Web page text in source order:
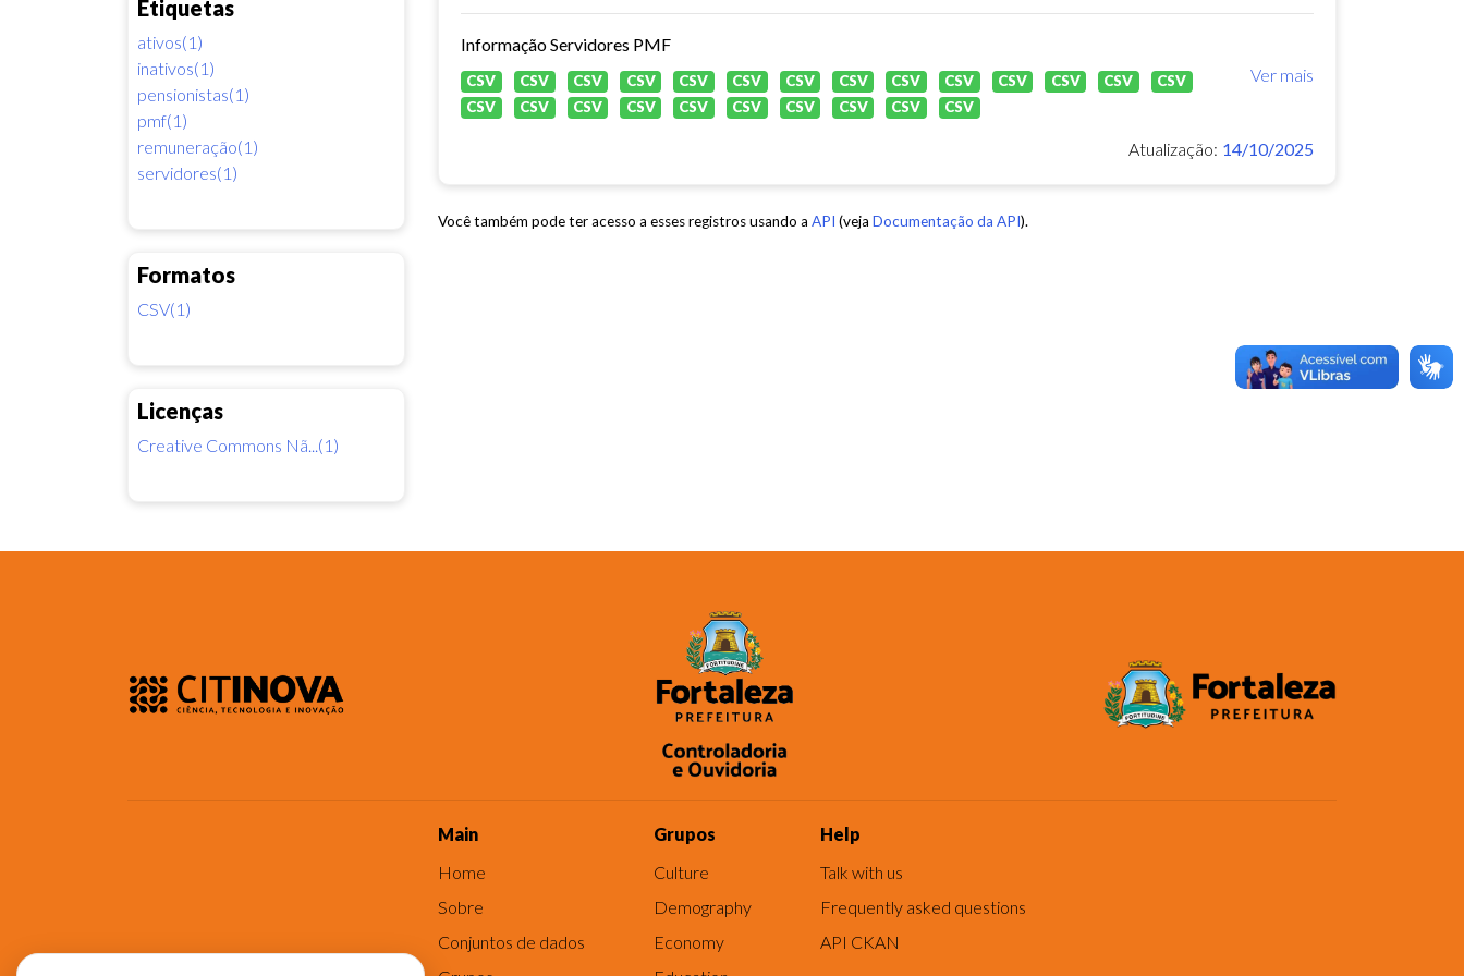
Etiquetas
ativos(1)
inativos(1)
pensionistas(1)
pmf(1)
remuneração(1)
servidores(1)
Formatos
CSV(1)
Licenças
Creative Commons Nã...(1)
Informação Servidores PMF
Ver mais
CSV CSV CSV CSV CSV CSV CSV CSV CSV CSV CSV CSV CSV
CSV
CSV
CSV CSV CSV CSV CSV CSV CSV CSV CSV
Atualização: 14/10/2025
Você também pode ter acesso a esses registros usando a API (veja Documentação da API).
Main
Home
Sobre
Conjuntos de dados
Grupos
Culture
Demography
Economy
Help
Talk with us
Frequently asked questions
API CKAN